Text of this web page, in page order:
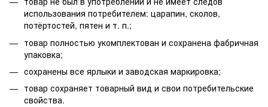
использования потребителем: царапин, сколов,
потёртостей, пятен и т. п.;
товар полностью укомплектован и сохранена фабричная
упаковка;
сохранены все ярлыки и заводская маркировка;
товар сохраняет товарный вид и свои потребительские
свойства.